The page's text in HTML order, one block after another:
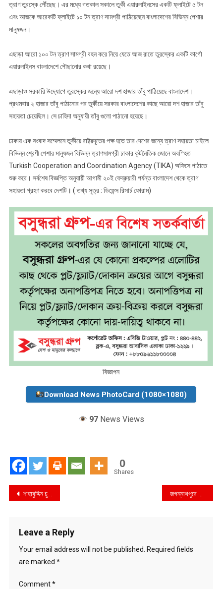
ত্রাণ তুরস্কে পৌঁছেছ। এর মধ্যে গতকাল সকালে তুর্কী এয়ারলাইনসের একটি ফ্লাইটে ৫ টন
এবং আজকে আরেকটি ফ্লাইটে ১০ টন ত্রাণ সামগ্রী পাঠিয়েছেন বাংলাদেশের বিভিন্ন পেশার
মানুষজন।
এছাড়া আরো ১০০ টন ত্রাণ সামগ্রী বহন করে নিয়ে যেতে আজ রাতে তুরস্কের একটি কার্গো
এয়ারলাইনস বাংলাদেশে পৌছানোর কথা রয়েছে।
এছাড়াও সরকারি উদ্যোগে তুরস্কের জন্যে আরো দশ হাজার তাঁবু পাঠিয়েছে বাংলাদেশ।
প্রথমবার ২ হাজার তাঁবু পাঠানোর পর তুর্কীয়ে সরকার বাংলাদেশের কাছে আরো দশ হাজার তাঁবু
সহায়তা চেয়েছিল। সে চাহিদা অনুযায়ী তাঁবু গুলো পাঠানো হয়েছে।
ঢাকায় এক সংবাদ সম্মেলনে তুর্কীয়ে রাষ্ট্রদূতের পক্ষ হতে তার দেশের জন্যে ত্রাণ সহায়তা চাইলে
বিভিন্ন শ্রেণী পেশার মানুষজন বিভিন্ন ত্রাণসামগ্রী ঢাকার কূটনৈতিক জোনে অবস্হিত
Turkish Cooperation and Coordination Agency (TIKA) অফিসে পাঠাতে
শুরু করে। সর্বশেষ বিজ্ঞপ্তি অনুযায়ী আগামী ২০ই ফেব্রুয়ারী পর্যন্ত বাংলাদেশ থেকে ত্রাণ
সহায়তা গ্রহণ করবে দেশটি। ( তথ্য সূত্র : ডিফেন্স রিসার্চ ফোরাম)
বিজ্ঞাপন
Download News PhotoCard (1080×1080)
97News Views
0
Shares
Post
শাহাবুদ্দিন চুপ্পুকে প্রধানমন্ত্রী’র অভিনন্দন জগন্নাথপুরে মডেল মসজিদে ইমাম নিয়োগে অনিয়মের অভিযোগ
Leave a Reply
Your email address will not be published. Required fields
are marked *
Comment*